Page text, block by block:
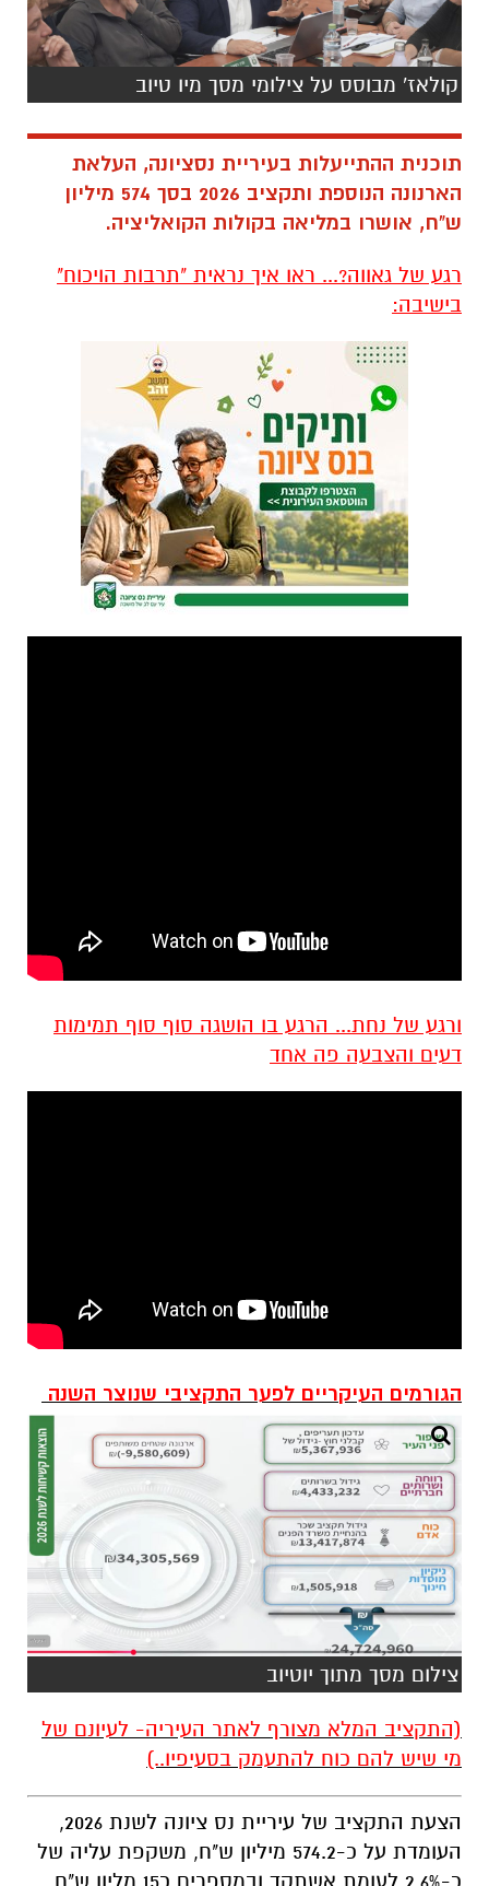
קולאז' מבוסס על צילומי מסך מיו טיוב
תוכנית ההתייעלות בעיריית נסציונה, העלאת
הארנונה הנוספת ותקציב 2026 בסך 574 מיליון
ש"ח, אושרו במליאה בקולות הקואליציה.
רגע של גאווה?... ראו איך נראית "תרבות הויכוח"
בישיבה:
ורגע של נחת... הרגע בו הושגה סוף סוף תמימות
דעים והצבעה פה אחד
הגורמים העיקריים לפער התקציבי שנוצר השנה
צילום מסך מתוך יוטיוב
(התקציב המלא מצורף לאתר העיריה- לעיונם של
מי שיש להם כוח להתעמק בסעיפיו..)
הצעת התקציב של עיריית נס ציונה לשנת 2026,
העומדת על כ-574.2 מיליון ש"ח, משקפת עליה של